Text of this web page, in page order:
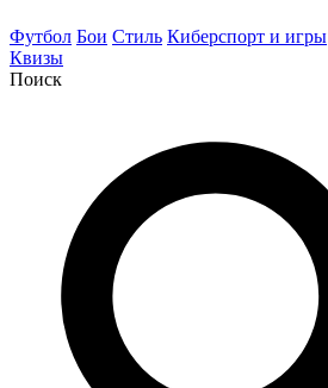
Футбол Бои Стиль Киберспорт и игры
Квизы
Поиск